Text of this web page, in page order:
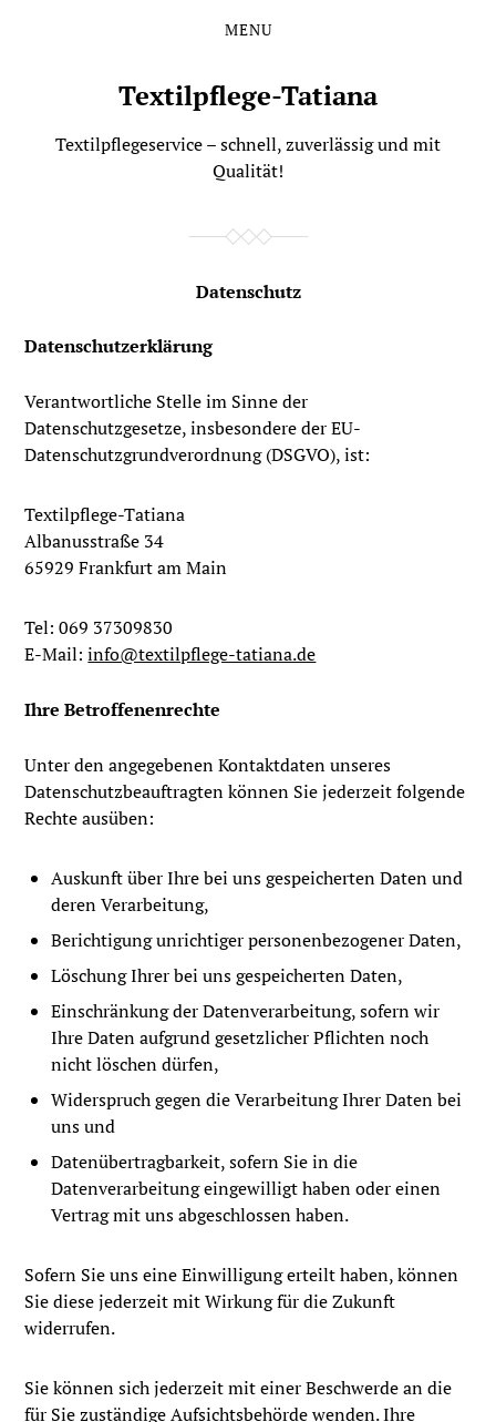
MENU
Textilpflege-Tatiana
Textilpflegeservice – schnell, zuverlässig und mit
Qualität!
Datenschutz
Datenschutzerklärung
Verantwortliche Stelle im Sinne der
Datenschutzgesetze, insbesondere der EU-
Datenschutzgrundverordnung (DSGVO), ist:
Textilpflege-Tatiana
Albanusstraße 34
65929 Frankfurt am Main
Tel: 069 37309830
E-Mail:info@textilpflege-tatiana.de
Ihre Betroffenenrechte
Unter den angegebenen Kontaktdaten unseres
Datenschutzbeauftragten können Sie jederzeit folgende
Rechte ausüben:
Auskunft über Ihre bei uns gespeicherten Daten und
deren Verarbeitung,
Berichtigung unrichtiger personenbezogener Daten,
Löschung Ihrer bei uns gespeicherten Daten,
Einschränkung der Datenverarbeitung, sofern wir
Ihre Daten aufgrund gesetzlicher Pflichten noch
nicht löschen dürfen,
Widerspruch gegen die Verarbeitung Ihrer Daten bei
uns und
Datenübertragbarkeit, sofern Sie in die
Datenverarbeitung eingewilligt haben oder einen
Vertrag mit uns abgeschlossen haben.
Sofern Sie uns eine Einwilligung erteilt haben, können
Sie diese jederzeit mit Wirkung für die Zukunft
widerrufen.
Sie können sich jederzeit mit einer Beschwerde an die
für Sie zuständige Aufsichtsbehörde wenden. Ihre